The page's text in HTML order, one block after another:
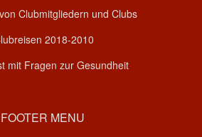
Clubmitgliedern und Clubs
2018-2010
mit Fragen zur Gesundheit
FOOTER MENU